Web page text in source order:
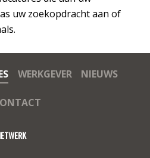
uw zoekopdracht aan of
WERKGEVER NIEUWS